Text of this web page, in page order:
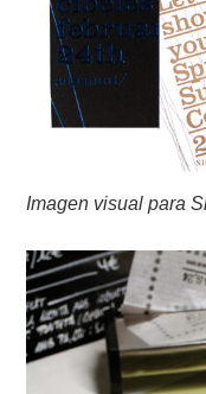
Imagen visual para